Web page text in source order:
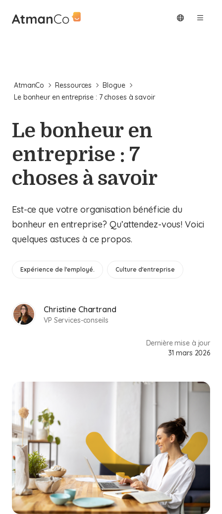
AtmanCo Ressources
Blogue
Le bonheur en entreprise : 7 choses à savoir
Le bonheur en
entreprise : 7
choses à savoir
Est-ce que votre organisation bénéficie du
bonheur en entreprise? Qu’attendez-vous! Voici
quelques astuces à ce propos.
Expérience de l'employé. Culture d'entreprise
Christine Chartrand
VP Services-conseils
Dernière mise à jour
31 mars 2026